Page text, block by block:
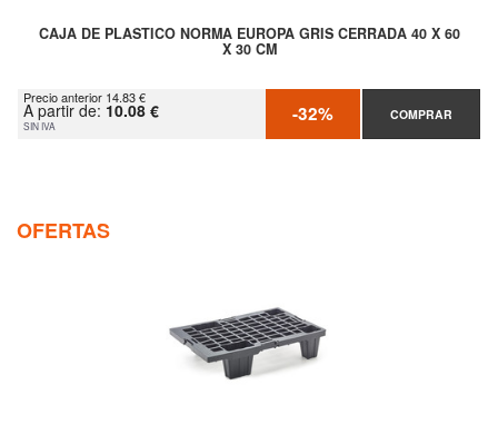
CAJA DE PLASTICO NORMA EUROPA GRIS CERRADA 40 X 60
X 30 CM
Precio anterior 14.83 €
A partir de: 10.08 €
SIN IVA -32% COMPRAR
OFERTAS